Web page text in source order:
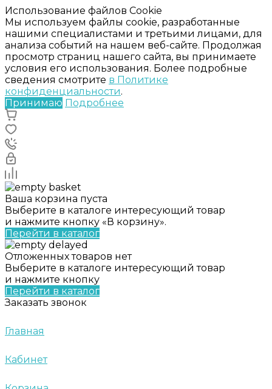
Использование файлов Cookie
Мы используем файлы cookie, разработанные
нашими специалистами и третьими лицами, для
анализа событий на нашем веб-сайте. Продолжая
просмотр страниц нашего сайта, вы принимаете
условия его использования. Более подробные
сведения смотрите в Политике
конфиденциальности.
Принимаю Подробнее
Ваша корзина пуста
Выберите в каталоге интересующий товар
и нажмите кнопку «В корзину».
Перейти в каталог
Отложенных товаров нет
Выберите в каталоге интересующий товар
и нажмите кнопку
Перейти в каталог
Заказать звонок
Главная
Кабинет